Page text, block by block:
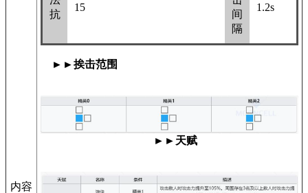
内容
抗
15
间
隔
1.2s
►►挨击范围
►►天赋